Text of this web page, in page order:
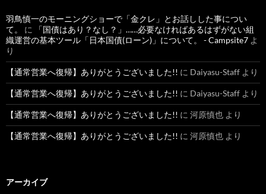
羽鳥慎一のモーニングショーで「金クレ」とお話しした事につい
て。
に
「国債はあり？なし？」……必要なければあるはずがない組
織運営の基本ツール「日本国債(ローン)」について。 - Campsite7 よ
り
【通常営業へ復帰】ありがとうございました!! に Daiyasu-Staff より
【通常営業へ復帰】ありがとうございました!! に Daiyasu-Staff より
【通常営業へ復帰】ありがとうございました!! に 河原慎也 より
【通常営業へ復帰】ありがとうございました!! に 河原慎也 より
アーカイブ